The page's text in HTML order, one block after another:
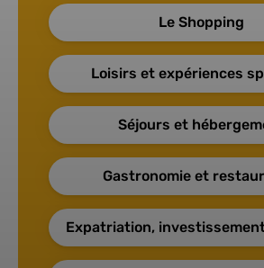
Le Shopping
Loisirs et expériences
Séjours et
Gastronomie et
Expatriation,